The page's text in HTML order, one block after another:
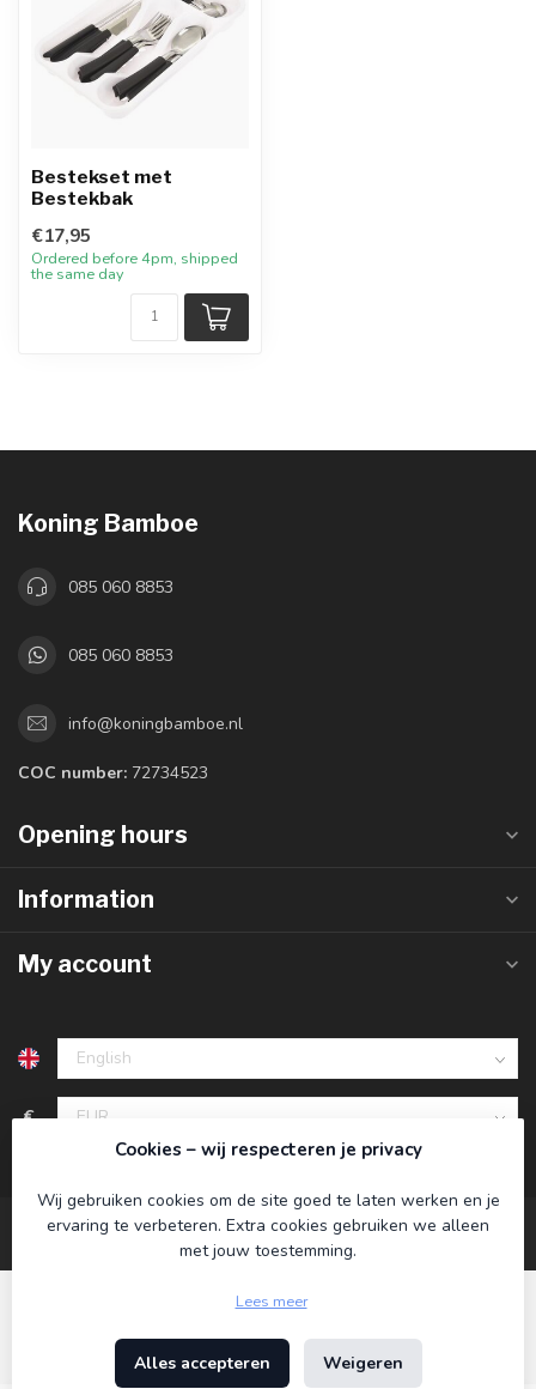
Bestekset met
Bestekbak
€17,95
Ordered before 4pm, shipped
the same day
Koning Bamboe
085 060 8853
085 060 8853
info@koningbamboe.nl
COC number: 72734523
Opening hours
Information
My account
€
© Copyright 2026 Koning Bamboe - Powered by
Cookies – wij respecteren je privacy
Wij gebruiken cookies om de site goed te laten werken en je
ervaring te verbeteren. Extra cookies gebruiken we alleen
met jouw toestemming.
Lees meer
Alles accepteren Weigeren